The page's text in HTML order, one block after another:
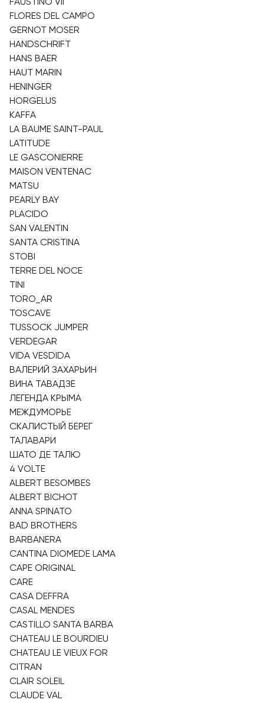
FLORES DEL CAMPO
GERNOT MOSER
HANDSCHRIFT
HANS BAER
HAUT MARIN
HENINGER
HORGELUS
KAFFA
LA BAUME SAINT-PAUL
LATITUDE
LE GASCONIERRE
MAISON VENTENAC
MATSU
PEARLY BAY
PLACIDO
SAN VALENTIN
SANTA CRISTINA
STOBI
TERRE DEL NOCE
TINI
TORO_AR
TOSCAVE
TUSSOCK JUMPER
VERDEGAR
VIDA VESDIDA
ВАЛЕРИЙ ЗАХАРЬИН
ВИНА ТАВАДЗЕ
ЛЕГЕНДА КРЫМА
МЕЖДУМОРЬЕ
СКАЛИСТЫЙ БЕРЕГ
ТАЛАВАРИ
ШАТО ДЕ ТАЛЮ
4 VOLTE
ALBERT BESOMBES
ALBERT BICHOT
ANNA SPINATO
BAD BROTHERS
BARBANERA
CANTINA DIOMEDE LAMA
CAPE ORIGINAL
CARE
CASA DEFFRA
CASAL MENDES
CASTILLO SANTA BARBA
CHATEAU LE BOURDIEU
CHATEAU LE VIEUX FOR
CITRAN
CLAIR SOLEIL
CLAUDE VAL